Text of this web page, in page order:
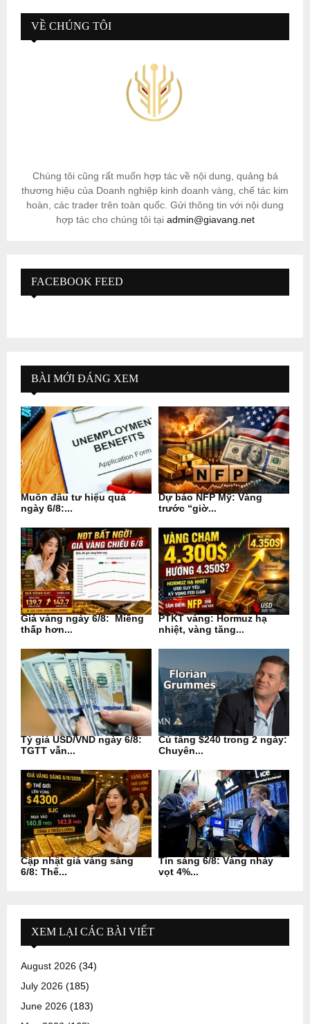
VỀ CHÚNG TÔI
Chúng tôi cũng rất muốn hợp tác về nội dung, quảng bá
thương hiệu của Doanh nghiệp kinh doanh vàng, chế tác kim
hoàn, các trader trên toàn quốc. Gửi thông tin với nội dung
hợp tác cho chúng tôi tại admin@giavang.net
FACEBOOK FEED
BÀI MỚI ĐÁNG XEM
Muốn đầu tư hiệu quả
ngày 6/8:...
Dự báo NFP Mỹ: Vàng
trước “giờ...
Giá vàng ngày 6/8: Miếng
thấp hơn...
PTKT vàng: Hormuz hạ
nhiệt, vàng tăng...
Tỷ giá USD/VND ngày 6/8:
TGTT vẫn...
Cú tăng $240 trong 2 ngày:
Chuyên...
Cập nhật giá vàng sáng
6/8: Thế...
Tin sáng 6/8: Vàng nhảy
vọt 4%...
XEM LẠI CÁC BÀI VIẾT
August 2026 (34)
July 2026 (185)
June 2026 (183)